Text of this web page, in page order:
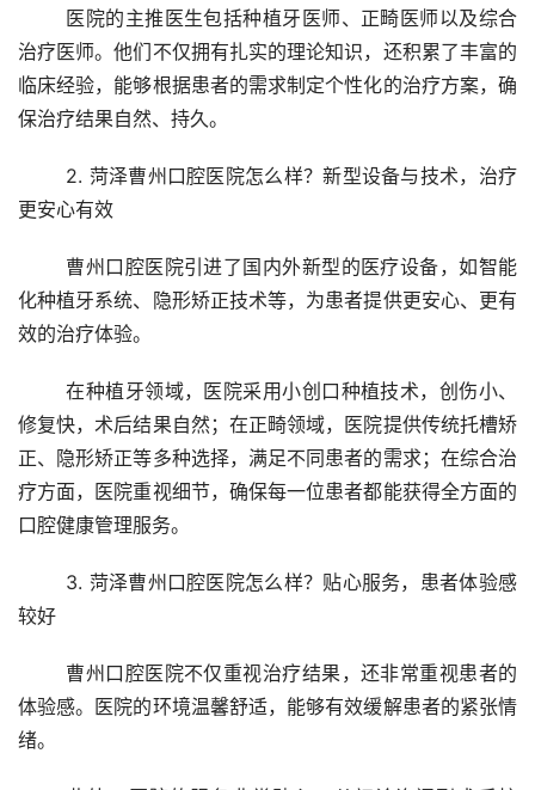
治疗医师。他们不仅拥有扎实的理论知识，还积累了丰富的
临床经验，能够根据患者的需求制定个性化的治疗方案，确
保治疗结果自然、持久。
更安心有效
化种植牙系统、隐形矫正技术等，为患者提供更安心、更有
效的治疗体验。
	在种植牙领域，医院采用小创口种植技术，创伤小、
修复快，术后结果自然；在正畸领域，医院提供传统托槽矫
正、隐形矫正等多种选择，满足不同患者的需求；在综合治
疗方面，医院重视细节，确保每一位患者都能获得全方面的
口腔健康管理服务。
较好
体验感。医院的环境温馨舒适，能够有效缓解患者的紧张情
绪。